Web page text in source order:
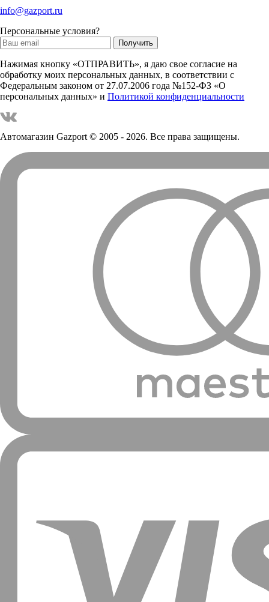
info@gazport.ru
Персональные условия?
Нажимая кнопку «ОТПРАВИТЬ», я даю свое согласие на
обработку моих персональных данных, в соответствии с
Федеральным законом от 27.07.2006 года №152-ФЗ «О
персональных данных» и Политикой конфиденциальности
Автомагазин Gazport© 2005 - 2026. Все права защищены.